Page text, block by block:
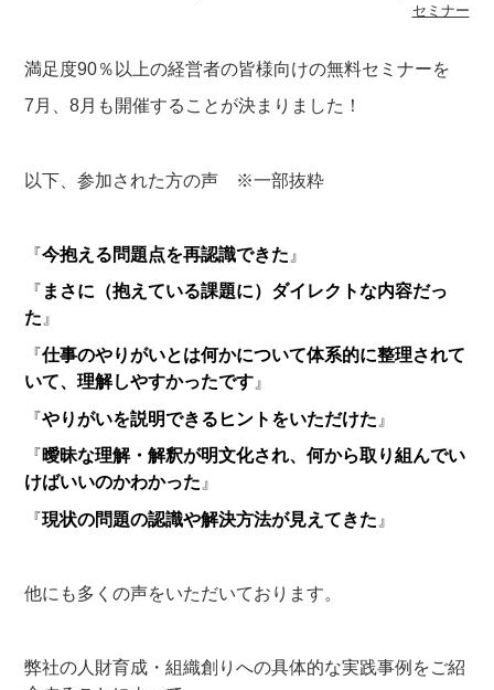
セミナー
満足度90％以上の経営者の皆様向けの無料セミナーを
7月、8月も開催することが決まりました！
以下、参加された方の声 ※一部抜粋
『今抱える問題点を再認識できた 』
『 まさに（抱えている課題に）ダイレクトな内容だっ
た 』
『仕事のやりがいとは何かについて体系的に整理されて
いて、理解しやすかったです 』
『やりがいを説明できるヒントをいただけた 』
『曖昧な理解・解釈が明文化され、何から取り組んでい
けばいいのかわかった 』
『現状の問題の認識や解決方法が見えてきた 』
他にも多くの声をいただいております。
弊社の人財育成・組織創りへの具体的な実践事例をご紹